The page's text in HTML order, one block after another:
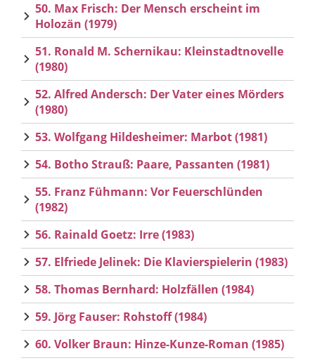
50. Max Frisch: Der Mensch erscheint im
Holozän (1979)
51. Ronald M. Schernikau: Kleinstadtnovelle
(1980)
52. Alfred Andersch: Der Vater eines Mörders
(1980)
53. Wolfgang Hildesheimer: Marbot (1981)
54. Botho Strauß: Paare, Passanten (1981)
55. Franz Fühmann: Vor Feuerschlünden
(1982)
56. Rainald Goetz: Irre (1983)
57. Elfriede Jelinek: Die Klavierspielerin (1983)
58. Thomas Bernhard: Holzfällen (1984)
59. Jörg Fauser: Rohstoff (1984)
60. Volker Braun: Hinze-Kunze-Roman (1985)